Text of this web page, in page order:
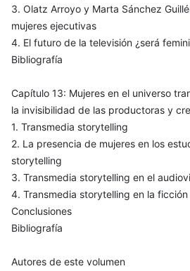
3. Olatz Arroyo y Marta Sánchez
mujeres ejecutivas
4. El futuro de la televisión ¿será
Bibliografía
Capítulo 13: Mujeres en el universo
la invisibilidad de las productoras y
1. Transmedia storytelling
2. La presencia de mujeres en los
storytelling
3. Transmedia storytelling en el
4. Transmedia storytelling en la ficción
Conclusiones
Bibliografía
Autores de este volumen